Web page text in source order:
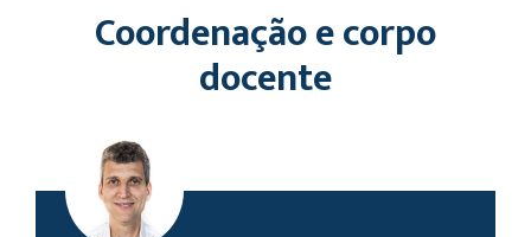
Coordenação e corpo
docente